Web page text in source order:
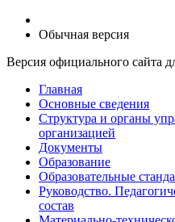
Обычная версия
Версия официального сайта
Главная
Основные сведения
Структура и органы
организацией
Документы
Образование
Образовательные
Руководство.
состав